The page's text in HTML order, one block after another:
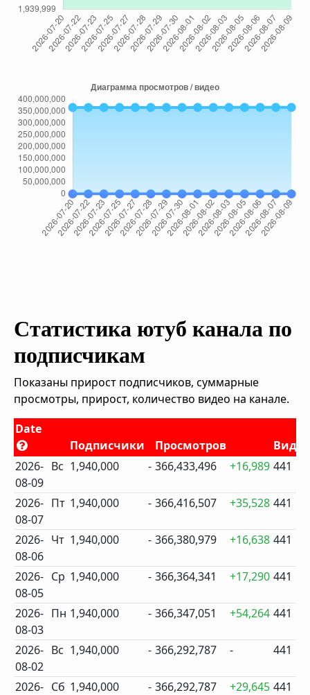
Статистика ютуб канала по
подписчикам
Показаны прирост подписчиков, суммарные
просмотры, прирост, количество видео на канале.
Date
Подписчики
Просмотров
Видео
2026-
08-09
Вс 1,940,000 - 366,433,496 +16,989 441
2026-
08-07
Пт 1,940,000 - 366,416,507 +35,528 441
2026-
08-06
Чт 1,940,000 - 366,380,979 +16,638 441
2026-
08-05
Ср 1,940,000 - 366,364,341 +17,290 441
2026-
08-03
Пн 1,940,000 - 366,347,051 +54,264 441
2026-
08-02
Вс 1,940,000 - 366,292,787 - 441
2026- Сб 1,940,000 - 366,292,787 +29,645 441